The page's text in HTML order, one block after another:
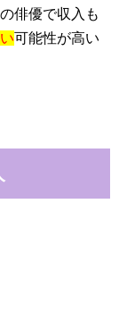
俳優で収入も
可能性が高い